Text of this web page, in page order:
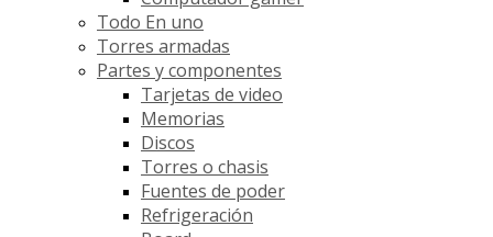
Todo En uno
Torres armadas
Partes y componentes
Tarjetas de video
Memorias
Discos
Torres o chasis
Fuentes de poder
Refrigeración